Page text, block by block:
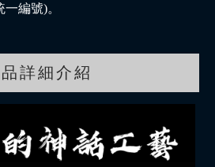
編號)。
詳細介紹